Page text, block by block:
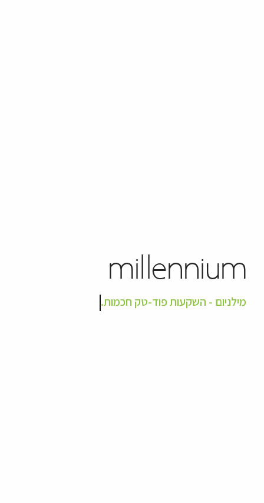
millennium
מילניום - השקעות פוד-טק חכמות.